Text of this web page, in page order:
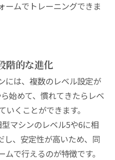
ームでトレーニングできま
階的な進化
には、複数のレベル設定が
始めて、慣れてきたらレベ
くことができます。
マシンのレベル5や6に相
し、安定性が高いため、同
で行えるのが特徴です。